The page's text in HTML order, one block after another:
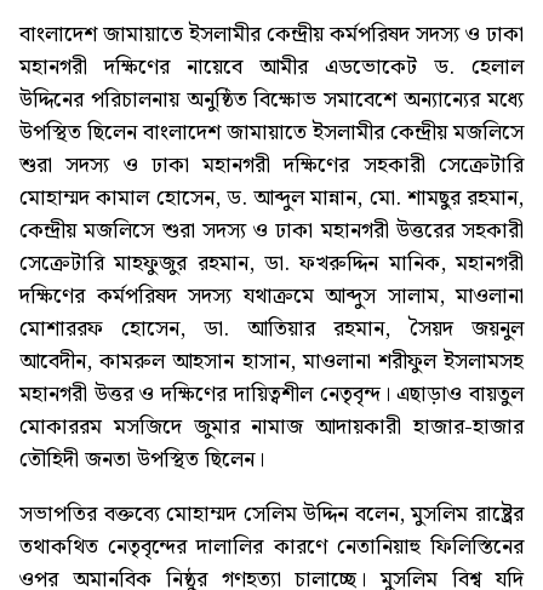
বাংলাদেশ জামায়াতে ইসলামীর কেন্দ্রীয় কর্মপরিষদ সদস্য ও ঢাকা
মহানগরী দক্ষিণের নায়েবে আমীর এডভোকেট ড. হেলাল
উদ্দিনের পরিচালনায় অনুষ্ঠিত বিক্ষোভ সমাবেশে অন্যান্যের মধ্যে
উপস্থিত ছিলেন বাংলাদেশ জামায়াতে ইসলামীর কেন্দ্রীয় মজলিসে
শুরা সদস্য ও ঢাকা মহানগরী দক্ষিণের সহকারী সেক্রেটারি
মোহাম্মদ কামাল হোসেন, ড. আব্দুল মান্নান, মো. শামছুর রহমান,
কেন্দ্রীয় মজলিসে শুরা সদস্য ও ঢাকা মহানগরী উত্তরের সহকারী
সেক্রেটারি মাহফুজুর রহমান, ডা. ফখরুদ্দিন মানিক, মহানগরী
দক্ষিণের কর্মপরিষদ সদস্য যথাক্রমে আব্দুস সালাম, মাওলানা
মোশাররফ হোসেন, ডা. আতিয়ার রহমান, সৈয়দ জয়নুল
আবেদীন, কামরুল আহসান হাসান, মাওলানা শরীফুল ইসলামসহ
মহানগরী উত্তর ও দক্ষিণের দায়িত্বশীল নেতৃবৃন্দ। এছাড়াও বায়তুল
মোকাররম মসজিদে জুমার নামাজ আদায়কারী হাজার-হাজার
তৌহিদী জনতা উপস্থিত ছিলেন।
সভাপতির বক্তব্যে মোহাম্মদ সেলিম উদ্দিন বলেন, মুসলিম রাষ্ট্রের
তথাকথিত নেতৃবৃন্দের দালালির কারণে নেতানিয়াহু ফিলিস্তিনের
ওপর অমানবিক নিষ্ঠুর গণহত্যা চালাচ্ছে। মুসলিম বিশ্ব যদি